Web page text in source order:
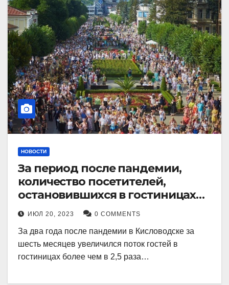
НОВОСТИ
За период после пандемии,
количество посетителей,
остановившихся в гостиницах
Кисловодска, выросло в 2,5 раза.
ИЮЛ 20, 2023 0 COMMENTS
За два года после пандемии в Кисловодске за
шесть месяцев увеличился поток гостей в
гостиницах более чем в 2,5 раза…